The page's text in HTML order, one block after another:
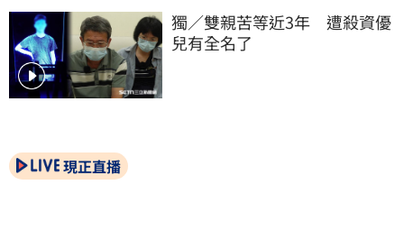
獨／雙親苦等近3年　遭殺資優
兒有全名了
現正直播